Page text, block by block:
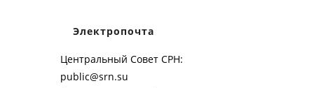
Электропочта
Центральный Совет СРН:
public@srn.su